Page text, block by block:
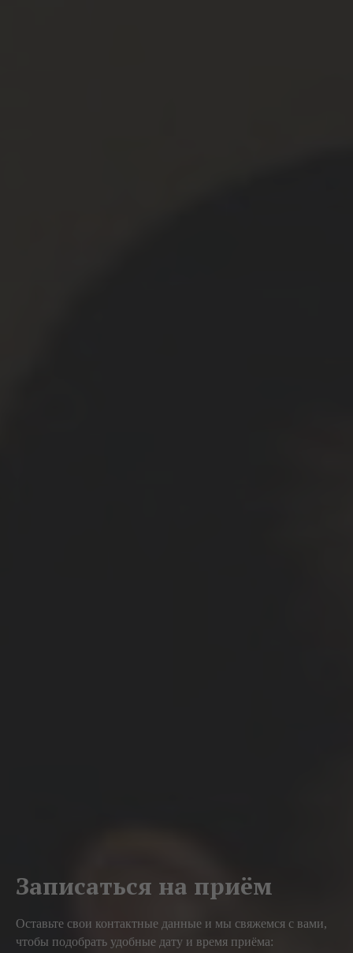
Записаться на приём
Оставьте свои контактные данные и мы свяжемся с вами,
чтобы подобрать удобные дату и время приёма: